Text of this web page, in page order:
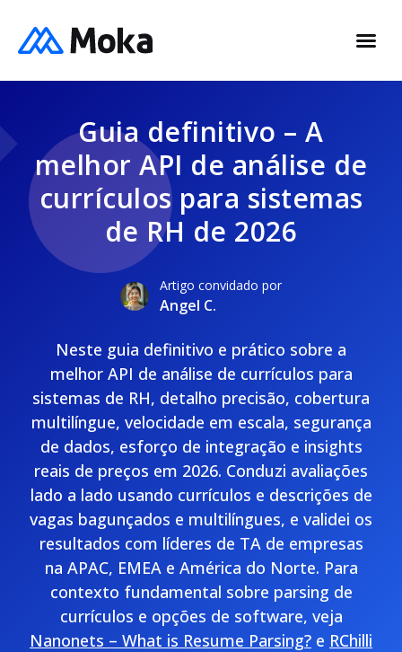
Guia definitivo – A
melhor API de análise de
currículos para sistemas
de RH de 2026
Artigo convidado por
Angel C.
Neste guia definitivo e prático sobre a
melhor API de análise de currículos para
sistemas de RH, detalho precisão, cobertura
multilíngue, velocidade em escala, segurança
de dados, esforço de integração e insights
reais de preços em 2026. Conduzi avaliações
lado a lado usando currículos e descrições de
vagas bagunçados e multilíngues, e validei os
resultados com líderes de TA de empresas
na APAC, EMEA e América do Norte. Para
contexto fundamental sobre parsing de
currículos e opções de software, veja
Nanonets – What is Resume Parsing? e RChilli